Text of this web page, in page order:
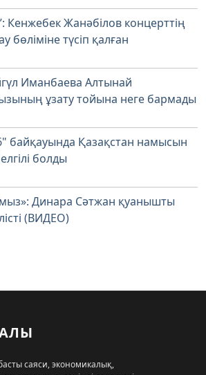
Кенжебек Жанәбілов концерттің
бөліміне түсіп қалған
Иманбаева Алтынай
ұзату тойына неге бармады
байқауында Қазақстан намысын
болды
Динара Сәтжан қуанышты
(ВИДЕО)
басты саяси, экономикалық,